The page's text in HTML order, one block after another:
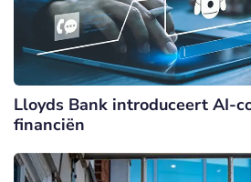
Lloyds Bank introduceert AI-
financiën